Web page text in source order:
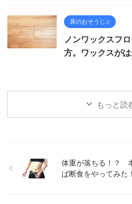
床のおそうじ♫
ノンワックスフ
方。ワックスが
もっと読
体重が落ちる！？
ぱ断食をやってみ